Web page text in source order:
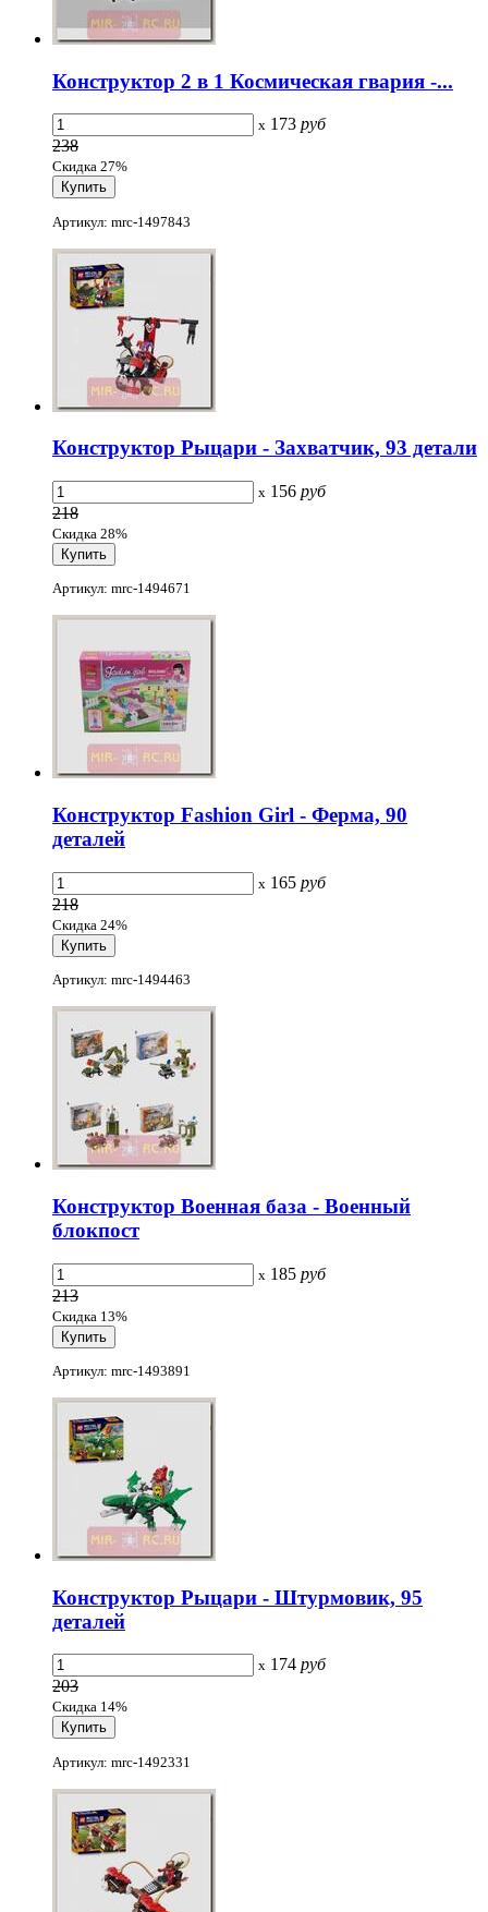
Конструктор 2 в 1 Космическая гвария -...
x 173 руб
238
Скидка 27%
Артикул: mrc-1497843
Конструктор Рыцари - Захватчик, 93 детали
x 156 руб
218
Скидка 28%
Артикул: mrc-1494671
Конструктор Fashion Girl - Ферма, 90
деталей
x 165 руб
218
Скидка 24%
Артикул: mrc-1494463
Конструктор Военная база - Военный
блокпост
x 185 руб
213
Скидка 13%
Артикул: mrc-1493891
Конструктор Рыцари - Штурмовик, 95
деталей
x 174 руб
203
Скидка 14%
Артикул: mrc-1492331